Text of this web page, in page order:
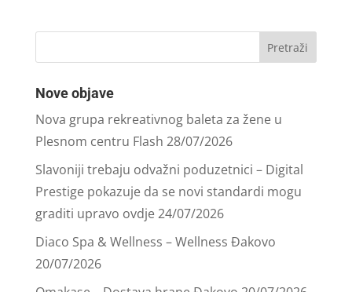
Nove objave
Nova grupa rekreativnog baleta za žene u
Plesnom centru Flash 28/07/2026
Slavoniji trebaju odvažni poduzetnici – Digital
Prestige pokazuje da se novi standardi mogu
graditi upravo ovdje24/07/2026
Diaco Spa & Wellness – Wellness Đakovo
20/07/2026